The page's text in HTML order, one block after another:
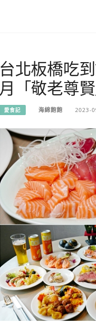
台北板橋吃
月「敬老尊
愛食記 海綿飽飽 2023-